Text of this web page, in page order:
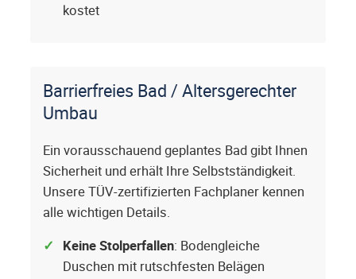
kostet
Barrierfreies Bad / Altersgerechter
Umbau
Ein vorausschauend geplantes Bad gibt Ihnen
Sicherheit und erhält Ihre Selbstständigkeit.
Unsere TÜV-zertifizierten Fachplaner kennen
alle wichtigen Details.
Keine Stolperfallen: Bodengleiche
Duschen mit rutschfesten Belägen